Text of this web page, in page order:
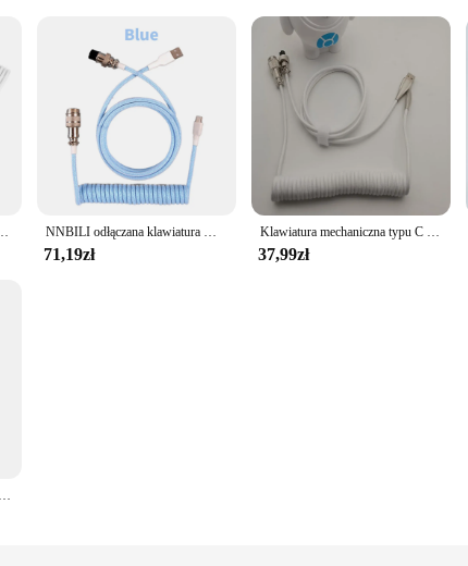
mechaniczna USB Aviator Komputer stacjonarny Złącze lotnicze Przewód NNBILI odłączana klawiatura Mecanico Aviator USB C kabel spiralny złącze przewodu akcesoria komputerowe bardzo szybka transmisja danych
71,19zł
Klawiatura mechaniczna typu C Kabel spiralny Przewód Port USB Kabel spiralny Aviator Komputer stacjonarny Klawiatura do gier Akcesoria
37,99zł
Klawiatura mechaniczna 3M typu C kabel spiralny przewód klawiatury USB klawiatura mechaniczna Aviator komputer stacjonarny złącze lotnicze